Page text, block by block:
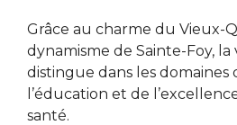
Grâce au charme du Vieux-
dynamisme de Sainte-Foy,
distingue dans les domaines
l’éducation et de
santé.